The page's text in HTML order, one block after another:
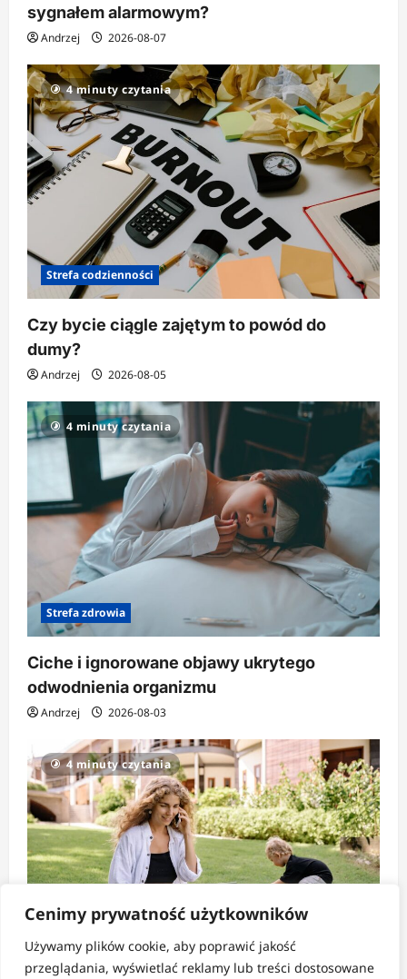
Cenimy prywatność użytkowników
Używamy plików cookie, aby poprawić jakość
przeglądania, wyświetlać reklamy lub treści dostosowane
sygnałem alarmowym?
Andrzej 2026-08-07
4 minuty czytania
Strefa codzienności
Czy bycie ciągle zajętym to powód do
dumy?
Andrzej 2026-08-05
4 minuty czytania
Strefa zdrowia
Ciche i ignorowane objawy ukrytego
odwodnienia organizmu
Andrzej 2026-08-03
4 minuty czytania
Strefa codzienności